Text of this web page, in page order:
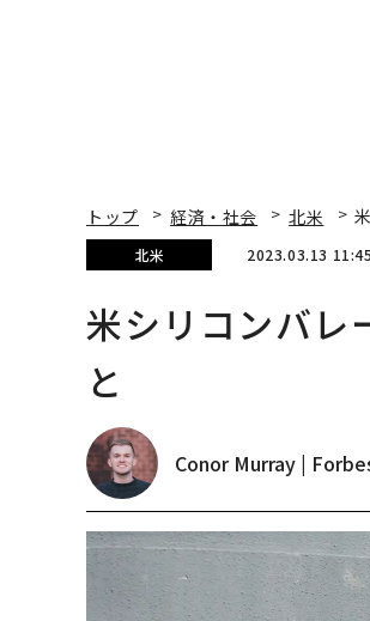
トップ 経済・社会 北米
北米 2023.03.13 11:45
米シリコンバレ
と
Conor Murray |